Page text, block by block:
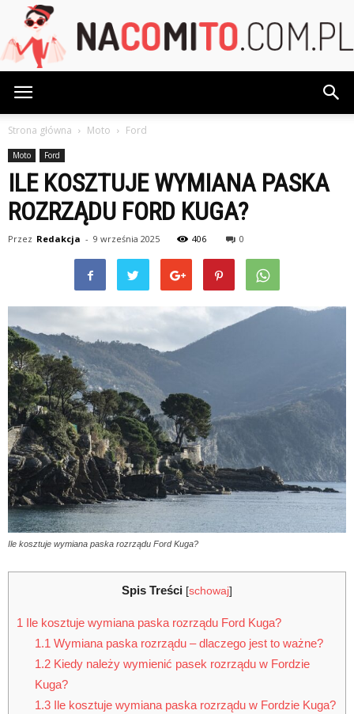
Strona główna Moto Ford
Moto Ford
ILE KOSZTUJE WYMIANA PASKA
ROZRZĄDU FORD KUGA?
Przez Redakcja - 9 września 2025 406 0
Ile kosztuje wymiana paska rozrządu Ford Kuga?
Spis Treści [schowaj]
1 Ile kosztuje wymiana paska rozrządu Ford Kuga?
1.1Wymiana paska rozrządu – dlaczego jest to ważne?
1.2Kiedy należy wymienić pasek rozrządu w Fordzie
Kuga?
1.3Ile kosztuje wymiana paska rozrządu w Fordzie Kuga?